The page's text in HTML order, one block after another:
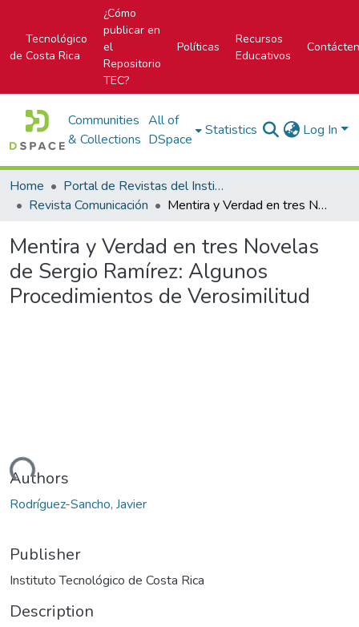
Tecnológico
de Costa Rica
¿Cómo
publicar en
el
Repositorio
TEC?
Políticas
Recursos
Educativos
Communities
& Collections
All of
DSpace
Statistics Log In
Home
Portal de Revistas del Instituto Tecnológico de Costa Rica
Revista Comunicación
Mentira y Verdad en tres Novelas de Sergio Ramírez: Algunos Procedimientos de Verosimilitud
Mentira y Verdad en tres Novelas
de Sergio Ramírez: Algunos
Procedimientos de Verosimilitud
Authors
Rodríguez-Sancho, Javier
Publisher
Instituto Tecnológico de Costa Rica
Description